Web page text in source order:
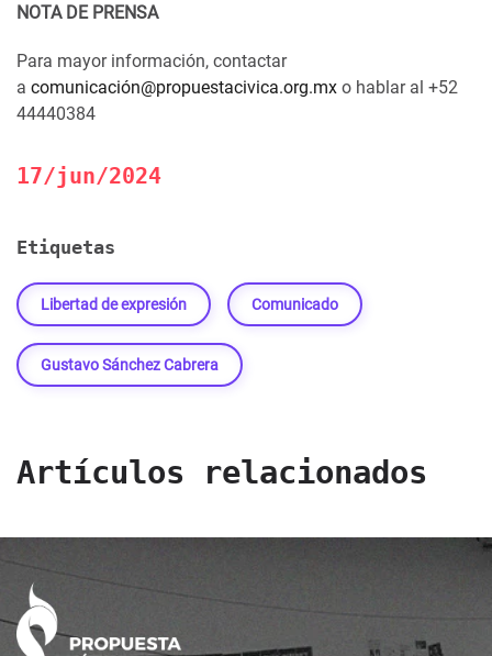
NOTA DE PRENSA
Para mayor información, contactar
a comunicación@propuestacivica.org.mx o hablar al +52
44440384
17/jun/2024
Etiquetas
Libertad de expresión Comunicado
Gustavo Sánchez Cabrera
Artículos relacionados